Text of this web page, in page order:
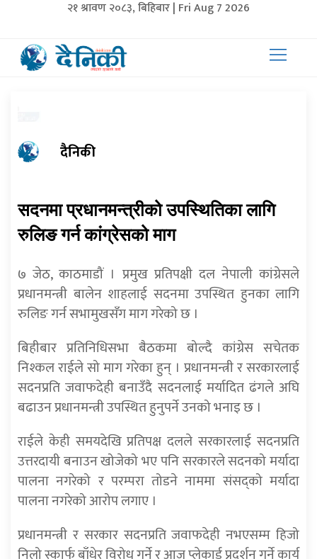
२१ श्रावण २०८३, बिहिबार | Fri Aug 7 2026
दैनिकी
सदनमा प्रधानमन्त्रीको उपस्थितिका लागि
रुलिङ गर्न कांग्रेसको माग
७ जेठ, काठमाडौं । प्रमुख प्रतिपक्षी दल नेपाली कांग्रेसले
प्रधानमन्त्री बालेन शाहलाई सदनमा उपस्थित हुनका लागि
रुलिङ गर्न सभामुखसँग माग गरेको छ ।
बिहीबार प्रतिनिधिसभा बैठकमा बोल्दै कांग्रेस सचेतक
निश्कल राईले सो माग गरेका हुन् । प्रधानमन्त्री र सरकारलाई
सदनप्रति जवाफदेही बनाउँदै सदनलाई मर्यादित ढंगले अघि
बढाउन प्रधानमन्त्री उपस्थित हुनुपर्ने उनको भनाइ छ ।
राईले केही समयदेखि प्रतिपक्ष दलले सरकारलाई सदनप्रति
उत्तरदायी बनाउन खोजेको भए पनि सरकारले सदनको मर्यादा
पालना नगरेको र परम्परा तोडने नाममा संसद्को मर्यादा
पालना नगरेको आरोप लगाए ।
प्रधानमन्त्री र सरकार सदनप्रति जवाफदेही नभएसम्म हिजो